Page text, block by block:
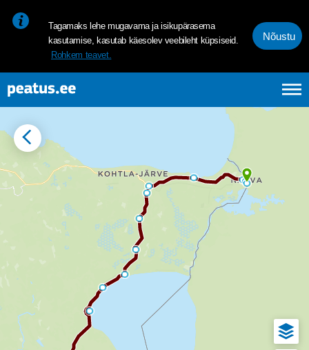
Tagamaks lehe mugavama ja isikupärasema
kasutamise, kasutab käesolev veebileht küpsiseid.
Rohkem teavet.
Nõustu